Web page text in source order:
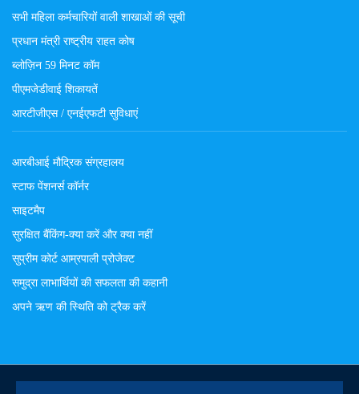
सभी महिला कर्मचारियों वाली शाखाओं की सूची
प्रधान मंत्री राष्ट्रीय राहत कोष
ब्लोज़िन 59 मिनट कॉम
पीएमजेडीवाई शिकायतें
आरटीजीएस / एनईएफटी सुविधाएं
आरबीआई मौद्रिक संग्रहालय
स्टाफ पेंशनर्स कॉर्नर
साइटमैप
सुरक्षित बैंकिंग-क्या करें और क्या नहीं
सुप्रीम कोर्ट आम्रपाली प्रोजेक्ट
समुद्रा लाभार्थियों की सफलता की कहानी
अपने ऋण की स्थिति को ट्रैक करें